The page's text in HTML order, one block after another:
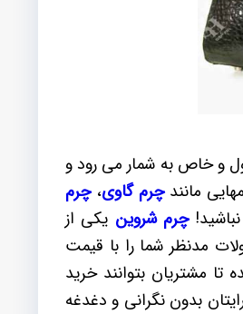
و خاص به شمار می رود و
مانندچرم گاوی،چرم
چرم شروین یکی از
مدنظر شما را با قیمت
مشتریان بتوانند خرید
بدون نگرانی و دغدغه